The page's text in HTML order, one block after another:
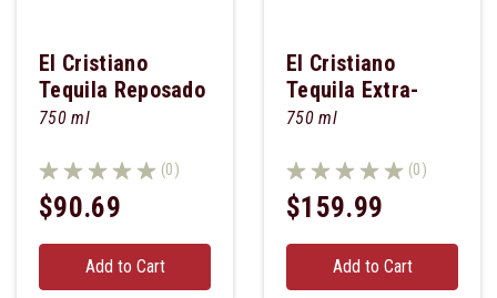
El Cristiano
Tequila Reposado
750 ml
(0)
$90.69
Add to Cart
El Cristiano
Tequila Extra-
Anejo
750 ml
(0)
$159.99
Add to Cart